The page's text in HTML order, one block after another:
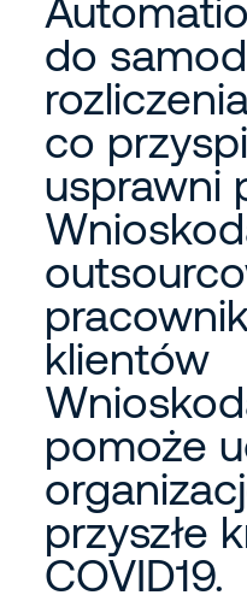
do
co
usprawni
klientów
pomoże
przyszłe
COVID19.